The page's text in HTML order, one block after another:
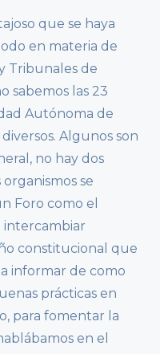
que se haya
en materia de
Tribunales de
sabemos las 23
Autónoma de
Algunos son
no hay dos
se
Foro como el
intercambiar
constitucional que
informar de como
prácticas en
para fomentar la
en el